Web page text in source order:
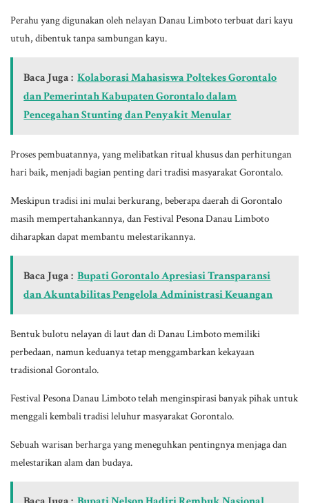
Perahu yang digunakan oleh nelayan Danau Limboto terbuat dari kayu
utuh, dibentuk tanpa sambungan kayu.
Baca Juga : Kolaborasi Mahasiswa Poltekes Gorontalo
dan Pemerintah Kabupaten Gorontalo dalam
Pencegahan Stunting dan Penyakit Menular
Proses pembuatannya, yang melibatkan ritual khusus dan perhitungan
hari baik, menjadi bagian penting dari tradisi masyarakat Gorontalo.
Meskipun tradisi ini mulai berkurang, beberapa daerah di Gorontalo
masih mempertahankannya, dan Festival Pesona Danau Limboto
diharapkan dapat membantu melestarikannya.
Baca Juga : Bupati Gorontalo Apresiasi Transparansi
dan Akuntabilitas Pengelola Administrasi Keuangan
Bentuk bulotu nelayan di laut dan di Danau Limboto memiliki
perbedaan, namun keduanya tetap menggambarkan kekayaan
tradisional Gorontalo.
Festival Pesona Danau Limboto telah menginspirasi banyak pihak untuk
menggali kembali tradisi leluhur masyarakat Gorontalo.
Sebuah warisan berharga yang meneguhkan pentingnya menjaga dan
melestarikan alam dan budaya.